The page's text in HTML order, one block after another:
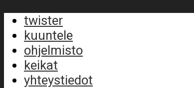
twister
kuuntele
ohjelmisto
keikat
yhteystiedot